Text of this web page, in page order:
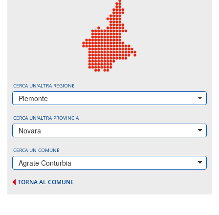
CERCA UN'ALTRA REGIONE
Piemonte
CERCA UN'ALTRA PROVINCIA
Novara
CERCA UN COMUNE
Agrate Conturbia
TORNA AL COMUNE